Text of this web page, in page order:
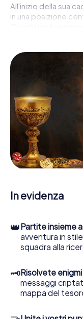
All'inizio della sua
in una posizione
Quindi i ruoli
caccia al tesoro a
giocatore.
Una volta
del thriller
crittografati,
indizi, indizi in vari
suo strumento di
web sviluppata
le persone di
enigmatiche, la
sicurezza per
Nel corso della
vi immergerete
In evidenza
👑Partite insieme
avventura in
squadra alla
🗝Risolvete
messaggi
mappa del